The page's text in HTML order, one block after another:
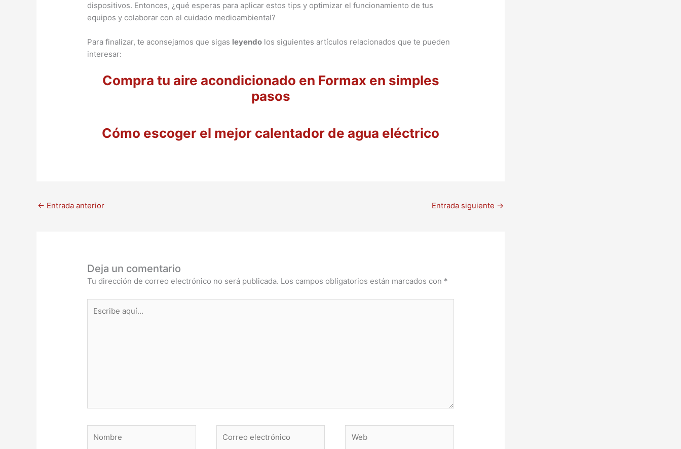
dispositivos. Entonces, ¿qué esperas para aplicar estos tips y optimizar el funcionamiento de tus
equipos y colaborar con el cuidado medioambiental?
Para finalizar, te aconsejamos que sigas leyendo los siguientes artículos relacionados que te pueden
interesar:
Compra tu aire acondicionado en Formax en simples
pasos
Cómo escoger el mejor calentador de agua eléctrico
← Entrada anterior Entrada siguiente →
Deja un comentario
Tu dirección de correo electrónico no será publicada. Los campos obligatorios están marcados con *
aquí...
electrónico